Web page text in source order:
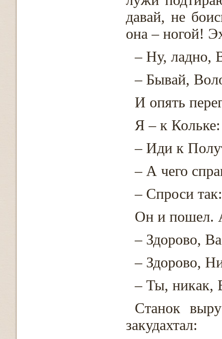
давай, не
она – ногой!
– Ну, ладно,
– Бывай,
И опять
Я – к Кольке:
– Иди к
– А чего
– Спроси
Он и пошел.
– Здорово,
– Здорово,
– Ты, никак,
Станок
закудахтал: